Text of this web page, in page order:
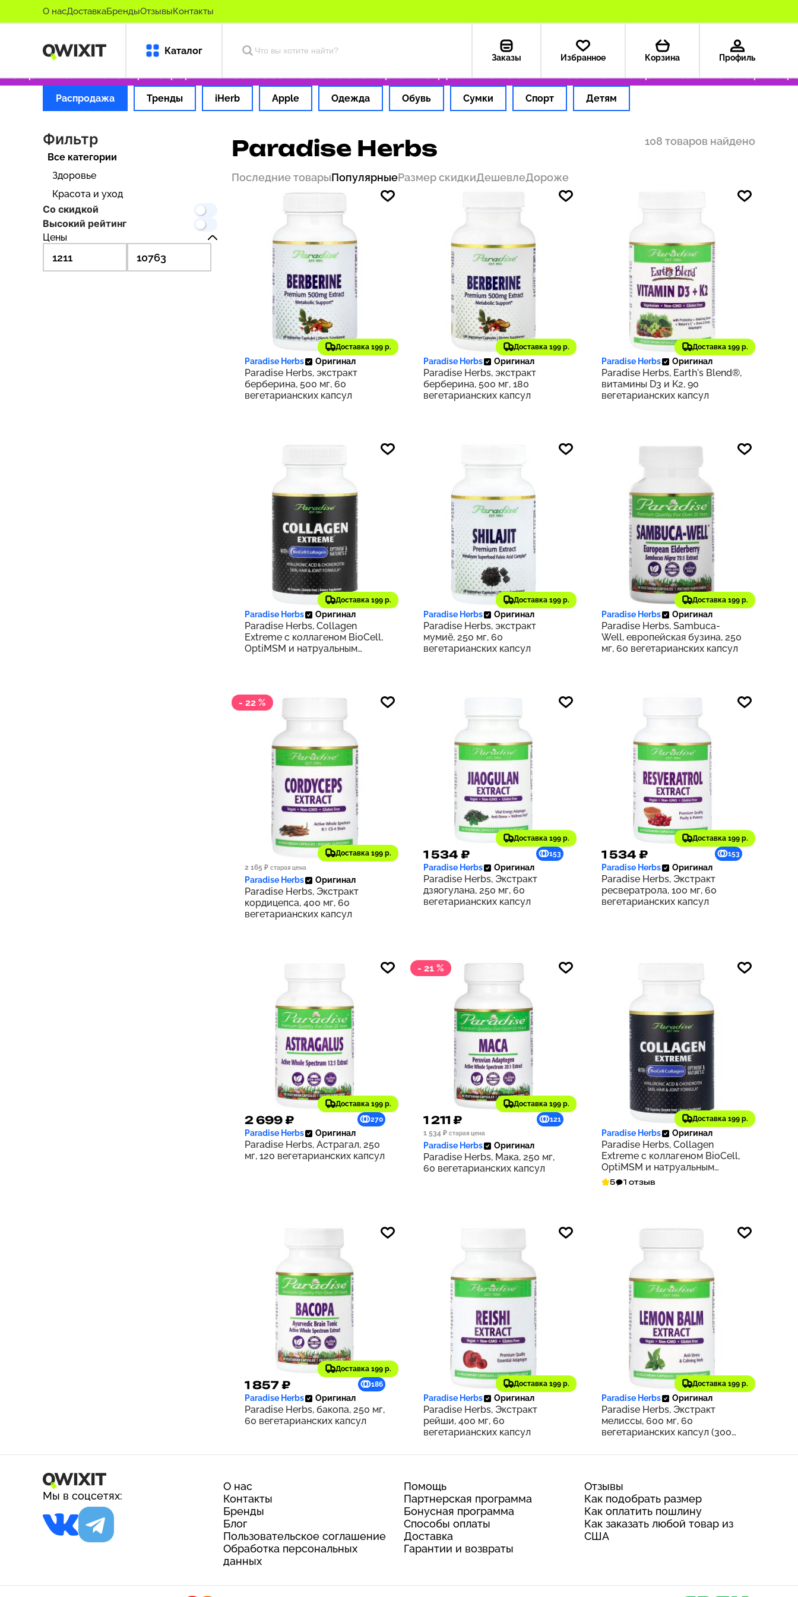
О насДоставкаБрендыОтзывыКонтакты
Каталог
Заказы Избранное Корзина Профиль
оригинальные товары Оформляем заказ за 1 час Оплата картой РФ Доставка из США — 199 ₽ Только оригинальные товары
Распродажа Тренды iHerb Apple Одежда Обувь Сумки Спорт Детям
Фильтр
Все категории
Здоровье
Красота и уход
Со скидкой
Высокий рейтинг
Цены
Paradise Herbs 108 товаров найдено
Последние товарыПопулярныеРазмер скидкиДешевлеДороже
Доставка 199 р.
2 913 ₽ 291
Paradise Herbs Оригинал
Paradise Herbs, экстракт
берберина, 500 мг, 60
вегетарианских капсул
Доставка 199 р.
6 555 ₽ 656
Paradise Herbs Оригинал
Paradise Herbs, экстракт
берберина, 500 мг, 180
вегетарианских капсул
Доставка 199 р.
1 857 ₽ 186
Paradise Herbs Оригинал
Paradise Herbs, Earth's Blend®,
витамины D3 и K2, 90
вегетарианских капсул
Доставка 199 р.
238
Paradise Herbs Оригинал
Paradise Herbs, Collagen
Extreme с коллагеном BioCell,
OptiMSM и натруальным
Доставка 199 р.
186
Paradise Herbs Оригинал
Paradise Herbs, экстракт
мумиё, 250 мг, 60
вегетарианских капсул
Доставка 199 р.
2 699 ₽ 270
Paradise Herbs Оригинал
Paradise Herbs, Sambuca-
Well, европейская бузина, 250
мг, 60 вегетарианских капсул
- 22 %
Доставка 199 р.
1 695 ₽
170
2 165 ₽ старая цена
Paradise Herbs Оригинал
Paradise Herbs, Экстракт
кордицепса, 400 мг, 60
вегетарианских капсул
Доставка 199 р.
1 534 ₽ 153
Paradise Herbs Оригинал
Paradise Herbs, Экстракт
дзяогулана, 250 мг, 60
вегетарианских капсул
Доставка 199 р.
1 534 ₽ 153
Paradise Herbs Оригинал
Paradise Herbs, Экстракт
ресвератрола, 100 мг, 60
вегетарианских капсул
Доставка 199 р.
2 699 ₽ 270
Paradise Herbs Оригинал
Paradise Herbs, Астрагал, 250
мг, 120 вегетарианских капсул
- 21 %
Доставка 199 р.
1 211 ₽
121
1 534 ₽ старая цена
Paradise Herbs Оригинал
Paradise Herbs, Мака, 250 мг,
60 вегетарианских капсул
Доставка 199 р.
3 925 ₽ 393
Paradise Herbs Оригинал
Paradise Herbs, Collagen
Extreme с коллагеном BioCell,
OptiMSM и натруальным
витамином C, 120 капсул
5 1 отзыв
Доставка 199 р.
1 857 ₽ 186
Paradise Herbs Оригинал
Paradise Herbs, бакопа, 250 мг,
60 вегетарианских капсул
Доставка 199 р.
259
Paradise Herbs Оригинал
Paradise Herbs, Экстракт
рейши, 400 мг, 60
вегетарианских капсул
Доставка 199 р.
2 165 ₽ 217
Paradise Herbs Оригинал
Paradise Herbs, Экстракт
мелиссы, 600 мг, 60
вегетарианских капсул (300
Мы в соцсетях:
О нас
Контакты
Бренды
Блог
Пользовательское соглашение
Обработка персональных
данных
Помощь
Партнерская программа
Бонусная программа
Способы оплаты
Доставка
Гарантии и возвраты
Отзывы
Как подобрать размер
Как оплатить пошлину
Как заказать любой товар из
США